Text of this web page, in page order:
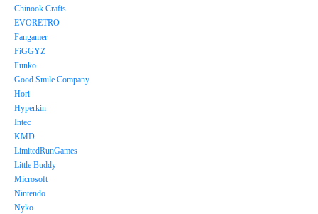
Chinook Crafts
EVORETRO
Fangamer
FiGGYZ
Funko
Good Smile Company
Hori
Hyperkin
Intec
KMD
LimitedRunGames
Little Buddy
Microsoft
Nintendo
Nyko